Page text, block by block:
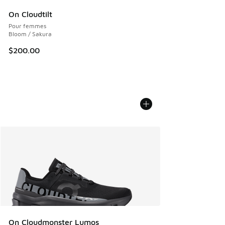
On Cloudtilt
Pour femmes
Bloom / Sakura
$200.00
On Cloudmonster Lumos